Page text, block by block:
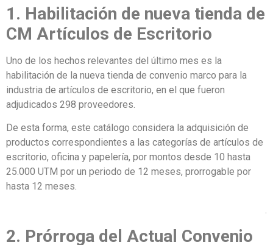
1. Habilitación de nueva tienda de
CM Artículos de Escritorio
Uno de los hechos relevantes del último mes es la
habilitación de la nueva tienda de convenio marco para la
industria de artículos de escritorio, en el que fueron
adjudicados 298 proveedores.
De esta forma, este catálogo considera la adquisición de
productos correspondientes a las categorías de artículos de
escritorio, oficina y papelería, por montos desde 10 hasta
25.000 UTM por un periodo de 12 meses, prorrogable por
hasta 12 meses.
2. Prórroga del Actual Convenio